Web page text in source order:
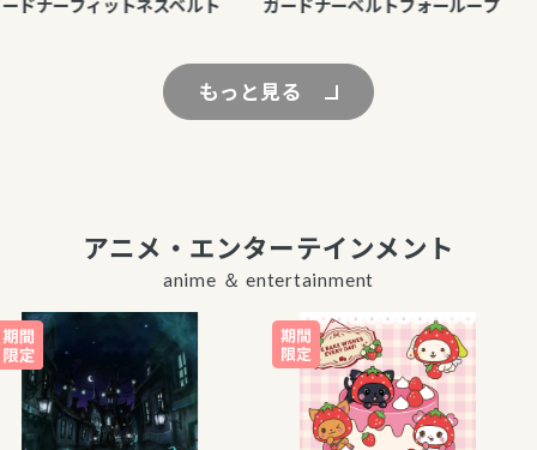
もっと見る
アニメ・エンターテインメント
anime ＆ entertainment